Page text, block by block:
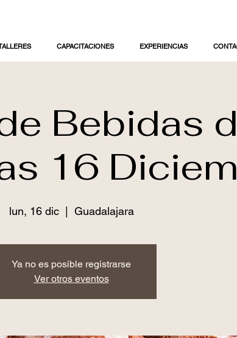
CAPACITACIONES EXPERIENCIAS
Bebidas
16
lun, 16 dic
  |
Guadalajara
Ya no es posible registrarse
Ver otros eventos